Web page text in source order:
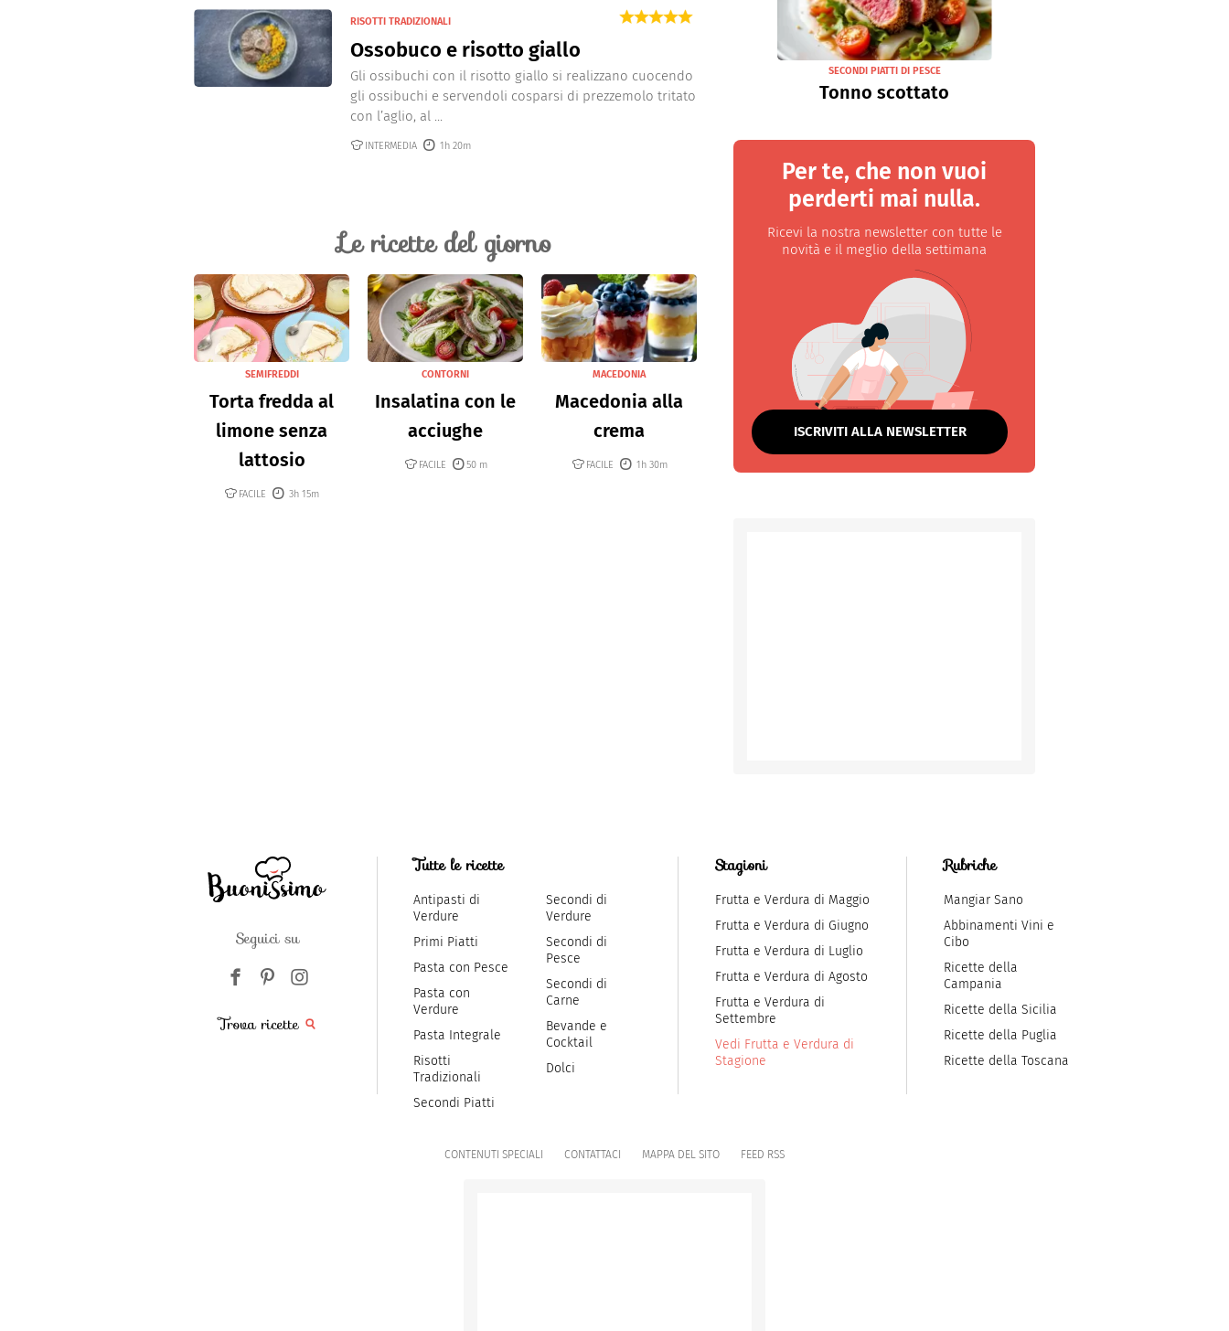
RISOTTI TRADIZIONALI
Ossobuco e risotto giallo
Gli ossibuchi con il risotto giallo si realizzano cuocendo
gli ossibuchi e servendoli cosparsi di prezzemolo tritato
con l’aglio, al ...
INTERMEDIA 1h 20m
Le ricette del giorno
SEMIFREDDI
Torta fredda al
limone senza
lattosio
FACILE 3h 15m
CONTORNI
Insalatina con le
acciughe
FACILE 50 m
MACEDONIA
Macedonia alla
crema
FACILE 1h 30m
SECONDI PIATTI DI PESCE
Tonno scottato
Per te, che non vuoi
perderti mai nulla.
Ricevi la nostra newsletter con tutte le
novità e il meglio della settimana
ISCRIVITI ALLA NEWSLETTER
Seguici su
Trova ricette
Tutte le ricette
Antipasti di
Verdure
Primi Piatti
Pasta con Pesce
Pasta con
Verdure
Pasta Integrale
Risotti
Tradizionali
Secondi Piatti
Secondi di
Verdure
Secondi di
Pesce
Secondi di
Carne
Bevande e
Cocktail
Dolci
Stagioni
Frutta e Verdura di Maggio
Frutta e Verdura di Giugno
Frutta e Verdura di Luglio
Frutta e Verdura di Agosto
Frutta e Verdura di
Settembre
Vedi Frutta e Verdura di
Stagione
Rubriche
Mangiar Sano
Abbinamenti Vini e
Cibo
Ricette della
Campania
Ricette della Sicilia
Ricette della Puglia
Ricette della Toscana
CONTENUTI SPECIALI CONTATTACI MAPPA DEL SITO FEED RSS